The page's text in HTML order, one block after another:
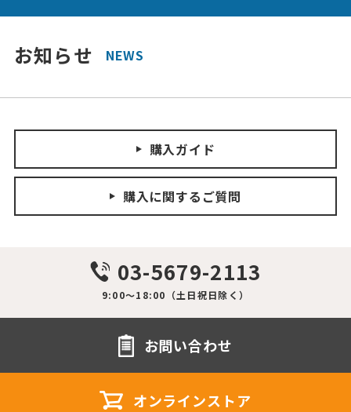
お知らせ NEWS
購入ガイド
購入に関するご質問
03-5679-2113
9:00～18:00（土日祝日除く）
お問い合わせ
オンラインストア